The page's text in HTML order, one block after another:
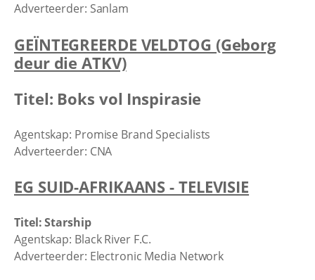
Adverteerder: Sanlam
GEÏNTEGREERDE VELDTOG (Geborg
deur die ATKV)
Titel: Boks vol Inspirasie
Agentskap: Promise Brand Specialists
Adverteerder: CNA
EG SUID-AFRIKAANS - TELEVISIE
Titel: Starship
Agentskap: Black River F.C.
Adverteerder: Electronic Media Network